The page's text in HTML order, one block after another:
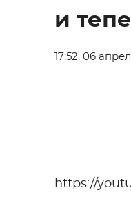
и
17:52, 06
https://